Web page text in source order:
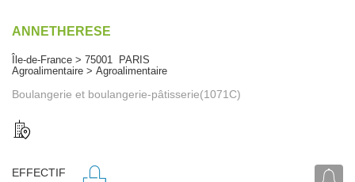
ANNETHERESE
Île-de-France > 75001 PARIS
Agroalimentaire > Agroalimentaire
Boulangerie et boulangerie-pâtisserie(1071C)
EFFECTIF